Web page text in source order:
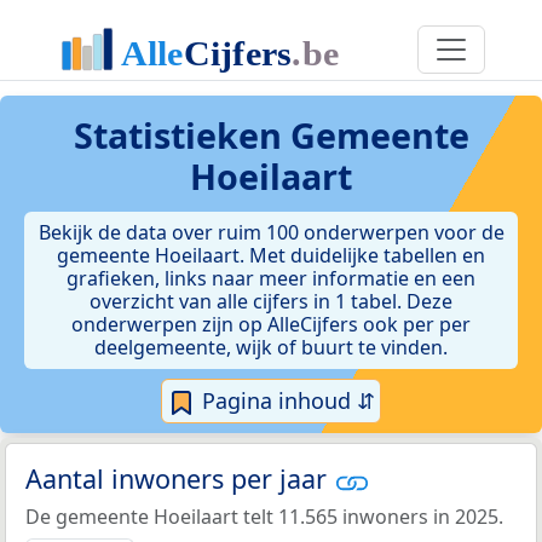
Statistieken Gemeente
Hoeilaart
Bekijk de data over ruim 100 onderwerpen voor de
gemeente Hoeilaart. Met duidelijke tabellen en
grafieken, links naar meer informatie en een
overzicht van alle cijfers in 1 tabel. Deze
onderwerpen zijn op AlleCijfers ook per per
deelgemeente, wijk of buurt te vinden.
Pagina inhoud ⇵
Aantal inwoners per jaar
De gemeente Hoeilaart telt 11.565 inwoners in 2025.